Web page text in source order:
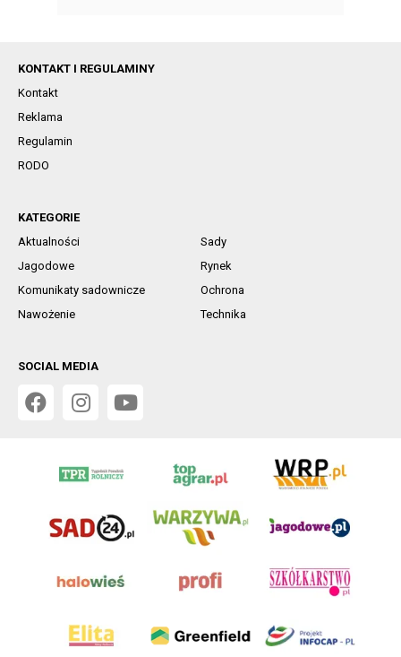
KONTAKT I REGULAMINY
Kontakt
Reklama
Regulamin
RODO
KATEGORIE
Aktualności
Sady
Jagodowe
Rynek
Komunikaty sadownicze
Ochrona
Nawożenie
Technika
SOCIAL MEDIA